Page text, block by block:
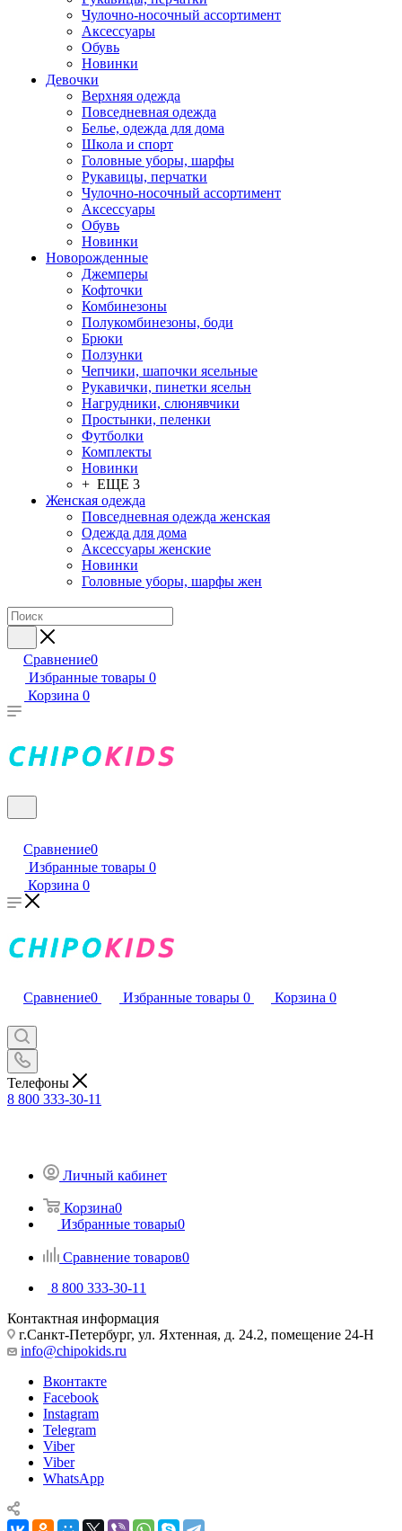
Чулочно-носочный ассортимент
Аксессуары
Обувь
Новинки
Девочки
Верхняя одежда
Повседневная одежда
Белье, одежда для дома
Школа и спорт
Головные уборы, шарфы
Рукавицы, перчатки
Чулочно-носочный ассортимент
Аксессуары
Обувь
Новинки
Новорожденные
Джемперы
Кофточки
Комбинезоны
Полукомбинезоны, боди
Брюки
Ползунки
Чепчики, шапочки ясельные
Рукавички, пинетки ясельн
Нагрудники, слюнявчики
Простынки, пеленки
Футболки
Комплекты
Новинки
+ ЕЩЕ 3
Женская одежда
Повседневная одежда женская
Одежда для дома
Аксессуары женские
Новинки
Головные уборы, шарфы жен
Сравнение0
Избранные товары 0
Корзина 0
Сравнение0
Избранные товары 0
Корзина 0
Сравнение0 Избранные товары 0 Корзина 0
Телефоны
8 800 333-30-11
Личный кабинет
Корзина0
Избранные товары0
Сравнение товаров0
8 800 333-30-11
Контактная информация
г.Санкт-Петербург, ул. Яхтенная, д. 24.2, помещение 24-Н
info@chipokids.ru
Вконтакте
Facebook
Instagram
Telegram
Viber
Viber
WhatsApp